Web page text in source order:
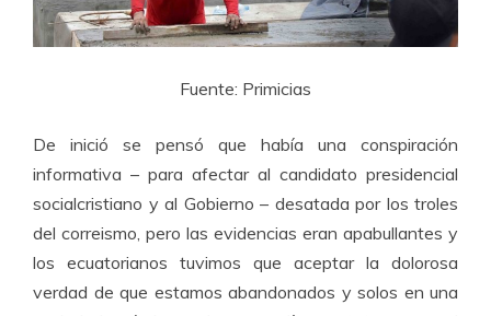
Fuente: Primicias
De inició se pensó que había una conspiración
informativa – para afectar al candidato presidencial
socialcristiano y al Gobierno – desatada por los troles
del correismo, pero las evidencias eran apabullantes y
los ecuatorianos tuvimos que aceptar la dolorosa
verdad de que estamos abandonados y solos en una